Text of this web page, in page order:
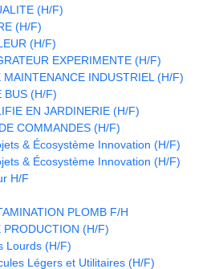
(H/F)
(H/F)
(H/F)
EXPERIMENTE (H/F)
INDUSTRIEL (H/F)
BUS (H/F)
EN JARDINERIE (H/F)
COMMANDES (H/F)
& Écosystème Innovation (H/F)
& Écosystème Innovation (H/F)
H/F
PLOMB F/H
PRODUCTION (H/F)
Lourds (H/F)
Légers et Utilitaires (H/F)